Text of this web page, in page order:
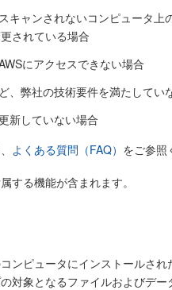
ャンされないコンピュータ
されている場合
にアクセスできない場合
弊社の技術要件を満たしてい
新していない場合
よくある質問（FAQ） をご参照
する機能が含まれます。
ンピュータにインストールさ
対象となるファイルおよびデ